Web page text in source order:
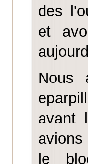
des
et
Nous
avant
avions
le